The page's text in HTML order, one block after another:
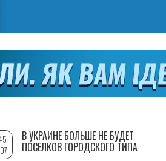
В УКРАИНЕ БОЛЬШЕ НЕ БУДЕТ
ПОСЕЛКОВ ГОРОДСКОГО ТИПА